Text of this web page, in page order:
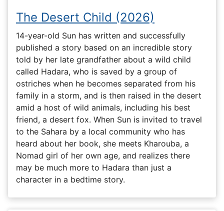
The Desert Child (2026)
14-year-old Sun has written and successfully
published a story based on an incredible story
told by her late grandfather about a wild child
called Hadara, who is saved by a group of
ostriches when he becomes separated from his
family in a storm, and is then raised in the desert
amid a host of wild animals, including his best
friend, a desert fox. When Sun is invited to travel
to the Sahara by a local community who has
heard about her book, she meets Kharouba, a
Nomad girl of her own age, and realizes there
may be much more to Hadara than just a
character in a bedtime story.